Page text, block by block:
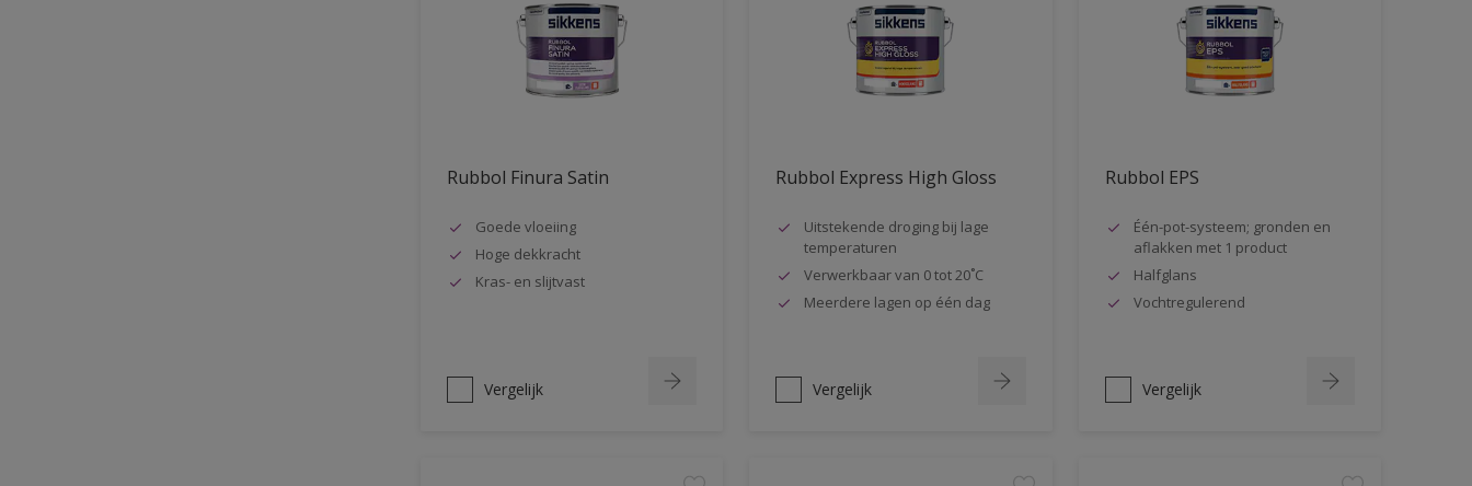
Rubbol Finura Satin
Goede vloeiing
Hoge dekkracht
Kras- en slijtvast
Vergelijk
Rubbol Express High Gloss
Uitstekende droging bij lage
temperaturen
Verwerkbaar van 0 tot 20˚C
Meerdere lagen op één dag
Vergelijk
Rubbol EPS
Één-pot-systeem; gronden en
aflakken met 1 product
Halfglans
Vochtregulerend
Vergelijk